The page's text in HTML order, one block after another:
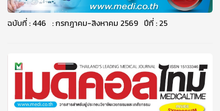
ฉบับที่ : 446 : กรกฎาคม-สิงหาคม 2569 ปีที่ : 25